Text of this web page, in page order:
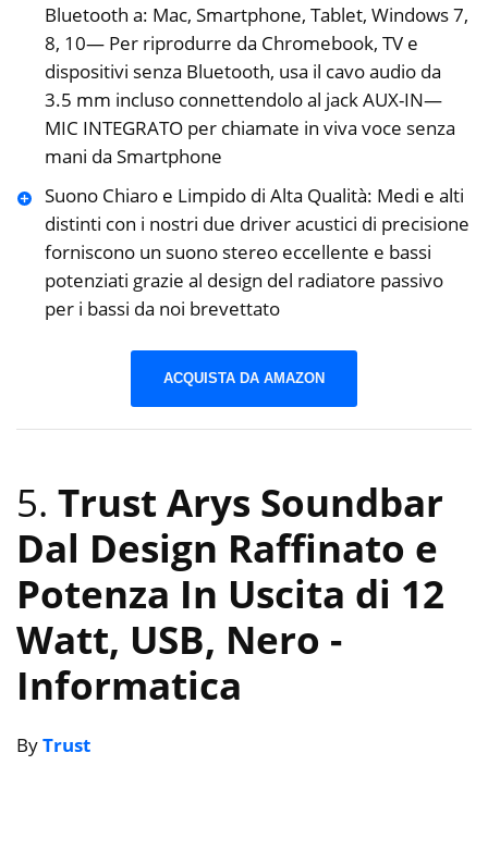
Bluetooth a: Mac, Smartphone, Tablet, Windows 7,
8, 10— Per riprodurre da Chromebook, TV e
dispositivi senza Bluetooth, usa il cavo audio da
3.5 mm incluso connettendolo al jack AUX-IN—
MIC INTEGRATO per chiamate in viva voce senza
mani da Smartphone
Suono Chiaro e Limpido di Alta Qualità: Medi e alti
distinti con i nostri due driver acustici di precisione
forniscono un suono stereo eccellente e bassi
potenziati grazie al design del radiatore passivo
per i bassi da noi brevettato
ACQUISTA DA AMAZON
5. Trust Arys Soundbar
Dal Design Raffinato e
Potenza In Uscita di 12
Watt, USB, Nero -
Informatica
ByTrust